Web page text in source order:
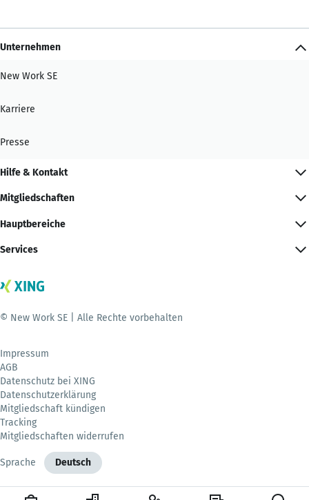
Unternehmen
New Work SE
Karriere
Presse
Hilfe & Kontakt
Mitgliedschaften
Hauptbereiche
Services
© New Work SE | Alle Rechte vorbehalten
Impressum
AGB
Datenschutz bei XING
Datenschutzerklärung
Mitgliedschaft kündigen
Tracking
Mitgliedschaften widerrufen
Sprache Deutsch